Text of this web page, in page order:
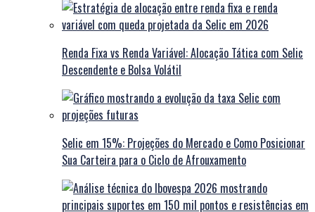
Renda Fixa vs Renda Variável: Alocação Tática com Selic
Descendente e Bolsa Volátil
Selic em 15%: Projeções do Mercado e Como Posicionar
Sua Carteira para o Ciclo de Afrouxamento